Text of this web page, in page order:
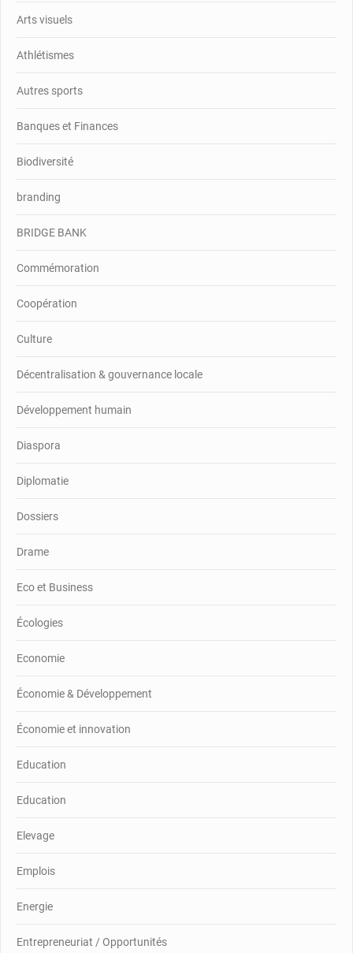
Arts visuels
Athlétismes
Autres sports
Banques et Finances
Biodiversité
branding
BRIDGE BANK
Commémoration
Coopération
Culture
Décentralisation & gouvernance locale
Développement humain
Diaspora
Diplomatie
Dossiers
Drame
Eco et Business
Écologies
Economie
Économie & Développement
Économie et innovation
Education
Education
Elevage
Emplois
Energie
Entrepreneuriat / Opportunités